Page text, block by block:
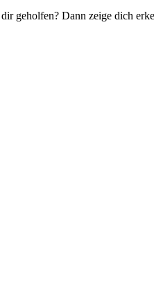
geholfen? Dann zeige dich